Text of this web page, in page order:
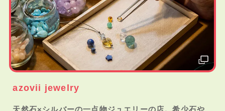
azovii jewelry
天然石×シルバーの一点物ジュエリーの店。希少石や